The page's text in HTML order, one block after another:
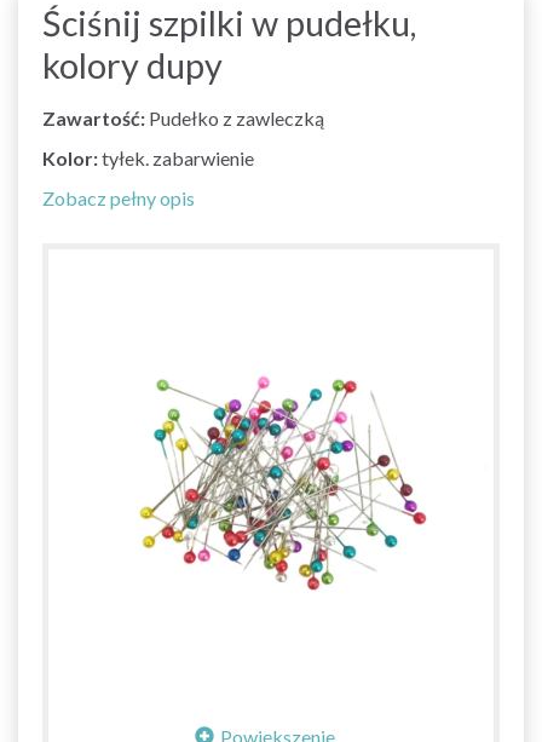
Ściśnij szpilki w pudełku,
kolory dupy
Zawartość: Pudełko z zawleczką
Kolor:tyłek. zabarwienie
Zobacz pełny opis
Powiększenie